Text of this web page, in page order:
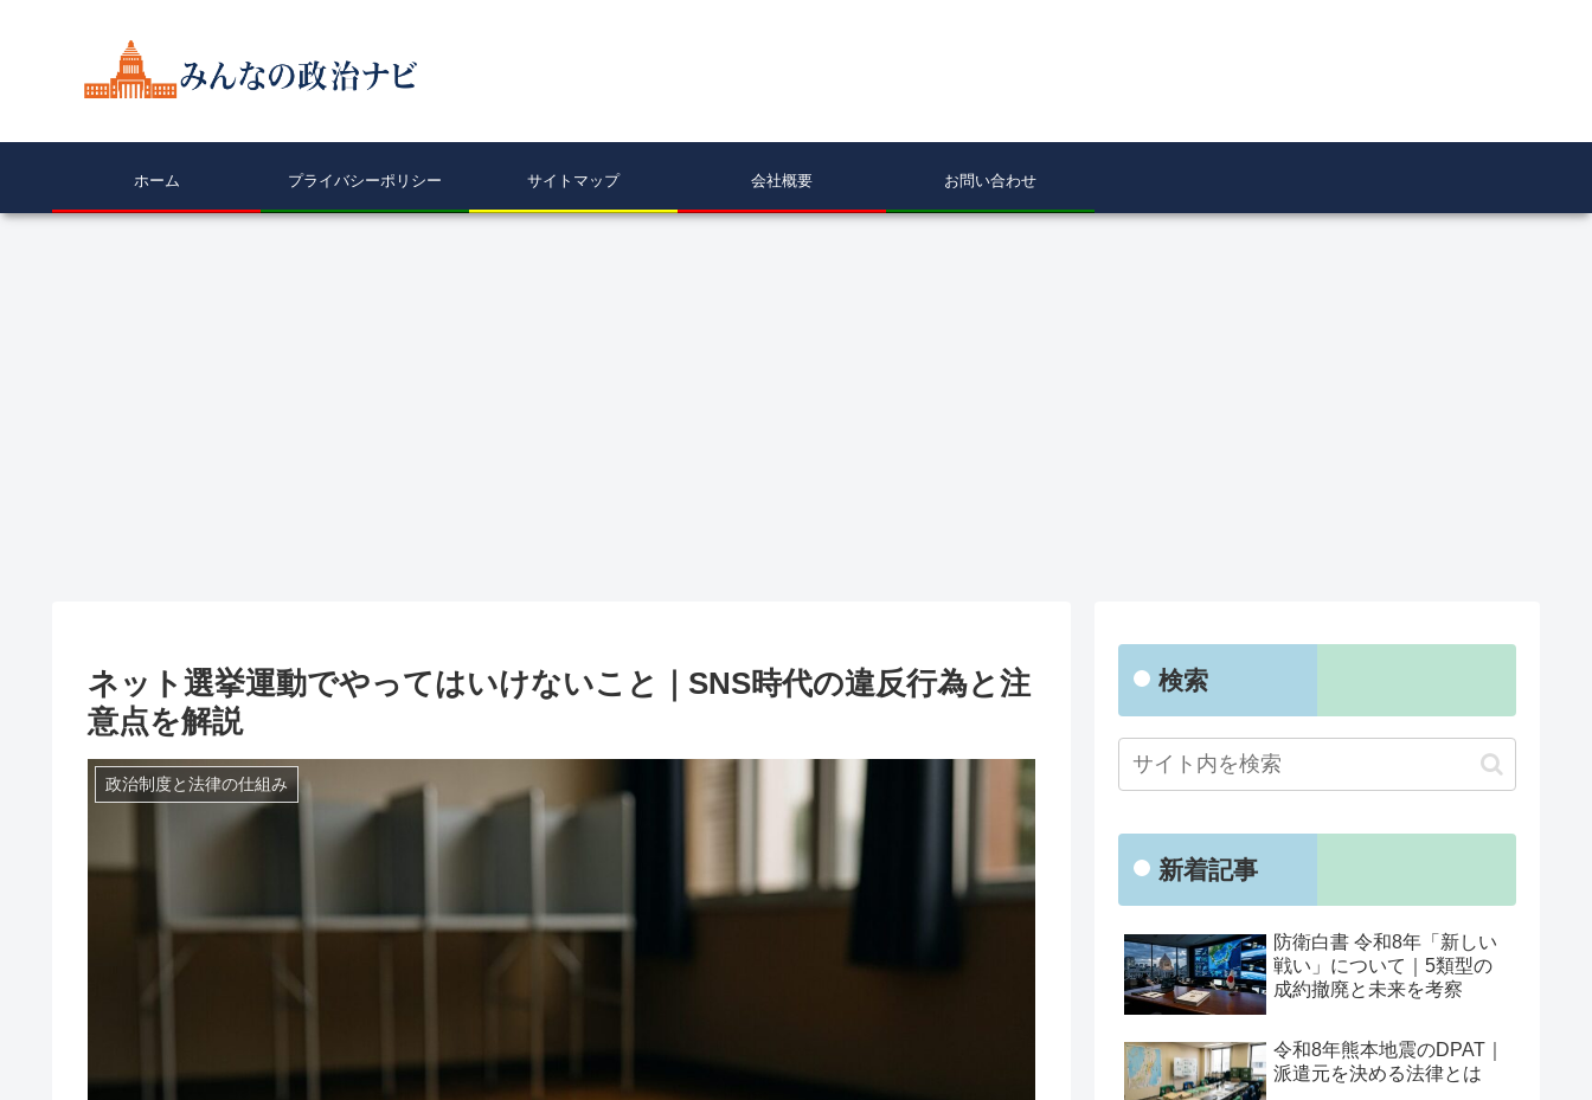
ホーム プライバシーポリシー サイトマップ 会社概要 お問い合わせ
ネット選挙運動でやってはいけないこと｜SNS時代の違反行為と注
意点を解説
政治制度と法律の仕組み
検索
新着記事
防衛白書 令和8年「新しい
戦い」について｜5類型の
成約撤廃と未来を考察
令和8年熊本地震のDPAT｜
派遣元を決める法律とは